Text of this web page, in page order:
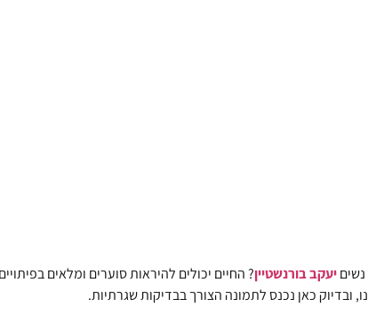
יעקב בורנשטיין? החיים יכולים להיראות סוערים ומלאים
כאן נכנס לתמונה הצורך בבדיקות שגרתיות.